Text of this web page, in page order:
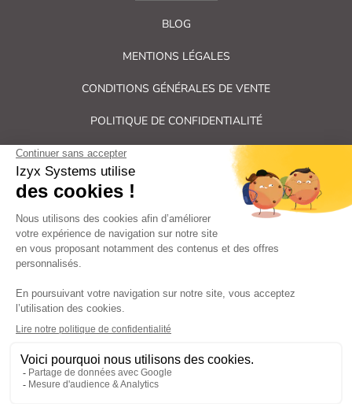
BLOG
MENTIONS LÉGALES
CONDITIONS GÉNÉRALES DE VENTE
POLITIQUE DE CONFIDENTIALITÉ
Tous droits réservés Izyx Systems ©
Contrôle des accès et verrouillage de porte : serrure électrique,
gâche électrique, ventouse électromagnétique